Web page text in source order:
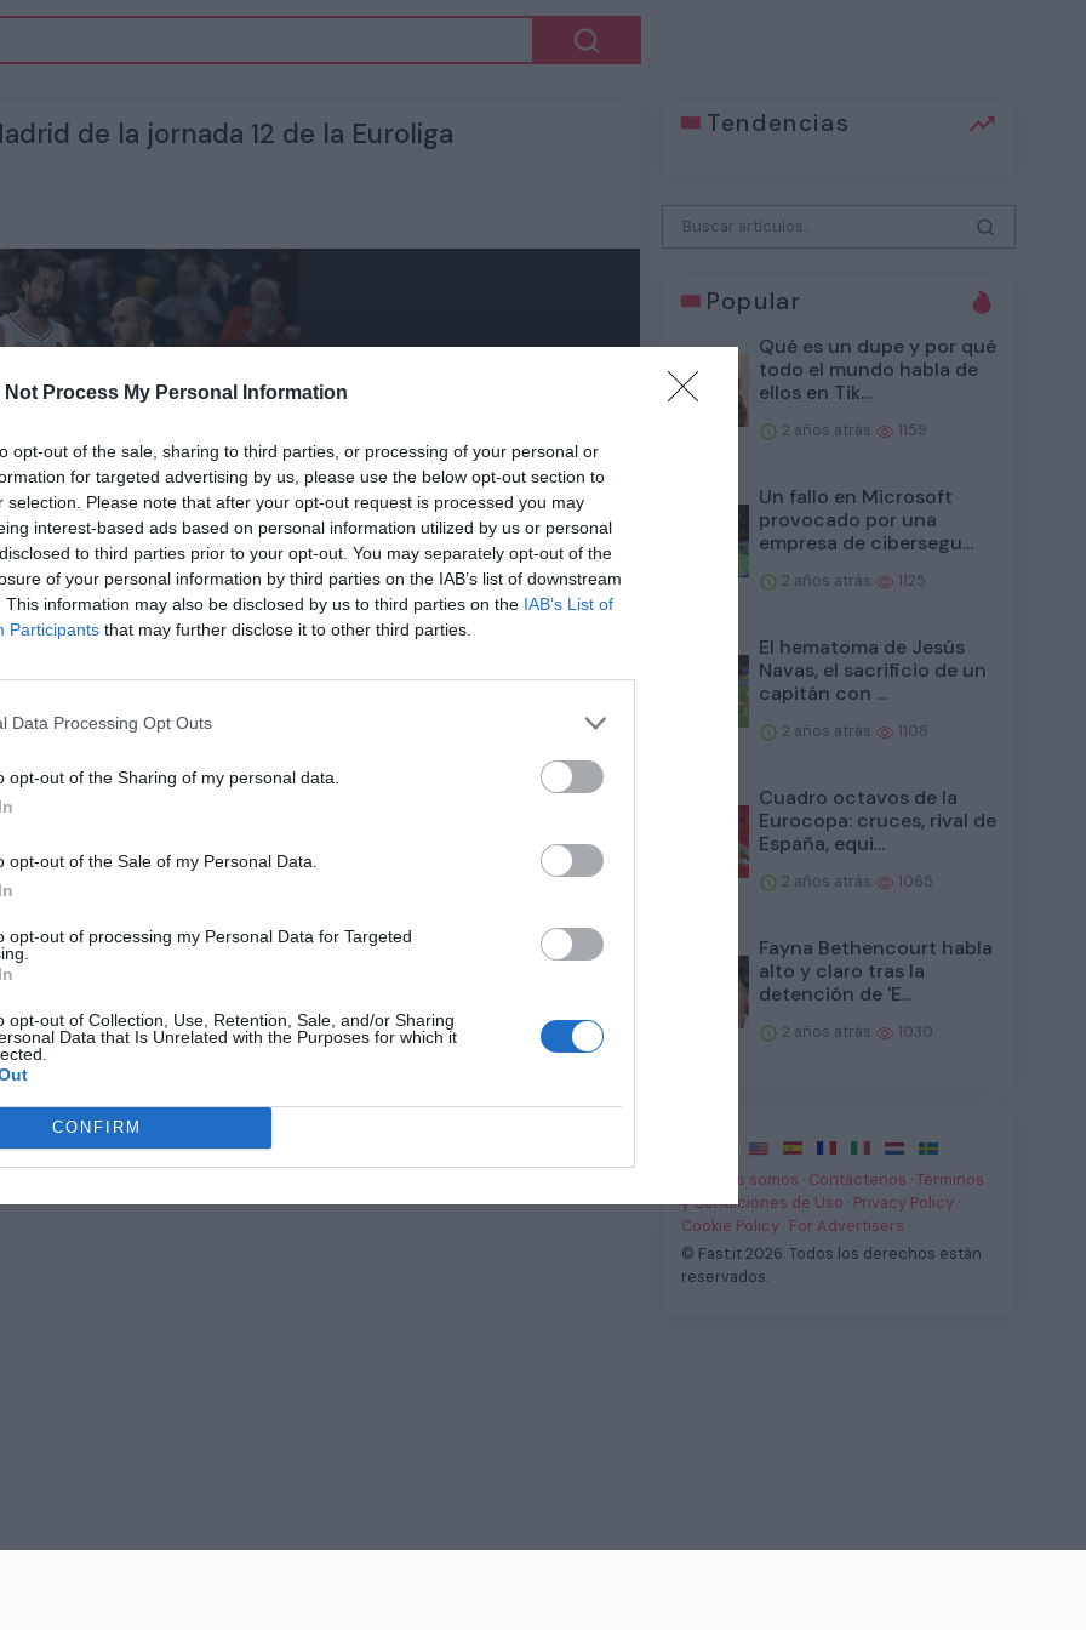
Not Process My Personal Information
opt-out of the sale, sharing to third parties, or processing of your personal or
for targeted advertising by us, please use the below opt-out section to
selection. Please note that after your opt-out request is processed you may
interest-based ads based on personal information utilized by us or personal
to third parties prior to your opt-out. You may separately opt-out of the
of your personal information by third parties on the IAB’s list of downstream
This information may also be disclosed by us to third parties on the IAB’s List of
Participants that may further disclose it to other third parties.
Data Processing Opt Outs
opt-out of the Sharing of my personal data.
opt-out of the Sale of my Personal Data.
opt-out of processing my Personal Data for Targeted
opt-out of Collection, Use, Retention, Sale, and/or Sharing
Data that Is Unrelated with the Purposes for which it
CONFIRM
de la jornada 12 de la Euroliga
europeo entre azulgranas y blancos
el artículo completo
de la jornada 12 de la Euroliga
en cuartos y ...
Tendencias
Popular
Qué es un dupe y por qué
todo el mundo habla de
ellos en Tik...
2 años atrás 1159
Un fallo en Microsoft
provocado por una
empresa de cibersegu...
2 años atrás 1125
El hematoma de Jesús
Navas, el sacrificio de un
capitán con ...
2 años atrás 1108
Cuadro octavos de la
Eurocopa: cruces, rival de
España, equi...
2 años atrás 1065
Fayna Bethencourt habla
alto y claro tras la
detención de 'E...
2 años atrás 1030
· · · · ·
·
Quienes somos · Contáctenos ·Términos
y Condiciones de Uso · Privacy Policy ·
Cookie Policy · For Advertisers ·
© Fast.it 2026. Todos los derechos están
reservados.